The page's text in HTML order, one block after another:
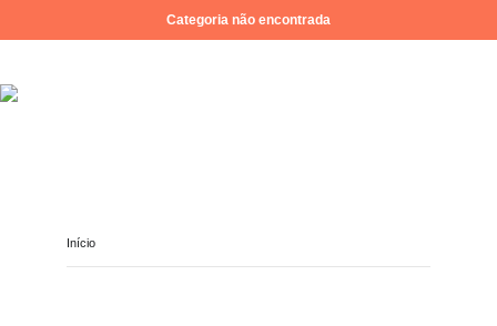
Categoria não encontrada
Início